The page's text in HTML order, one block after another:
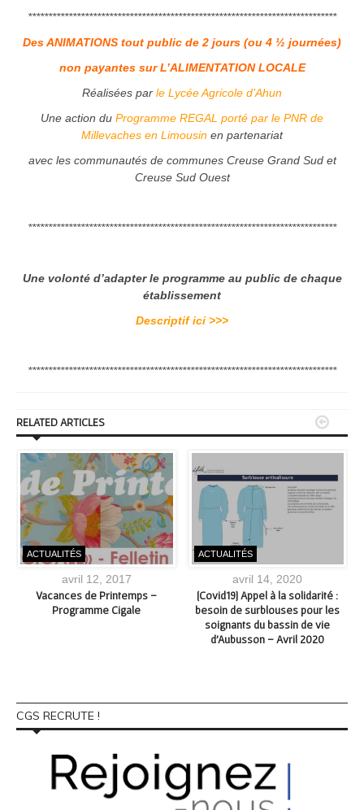
****************************************************************************
Des ANIMATIONS tout public de 2 jours (ou 4 ½ journées)
non payantes sur L’ALIMENTATION LOCALE
Réalisées par le Lycée Agricole d’Ahun
Une action du Programme REGAL porté par le PNR de
Millevaches en Limousin en partenariat
avec les communautés de communes Creuse Grand Sud et
Creuse Sud Ouest
****************************************************************************
Une volonté d’adapter le programme au public de chaque
établissement
Descriptif ici >>>
****************************************************************************
RELATED ARTICLES
ACTUALITÉS
avril 12, 2017
Vacances de Printemps –
Programme Cigale
ACTUALITÉS
avril 14, 2020
[Covid19] Appel à la solidarité :
besoin de surblouses pour les
soignants du bassin de vie
d’Aubusson – Avril 2020

CGS RECRUTE !